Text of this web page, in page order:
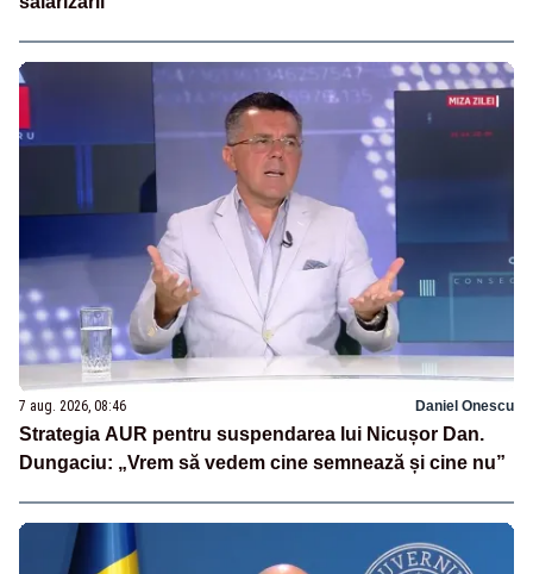
7 aug. 2026, 08:46 Daniel Onescu
Strategia AUR pentru suspendarea lui Nicușor Dan.
Dungaciu: „Vrem să vedem cine semnează și cine nu”